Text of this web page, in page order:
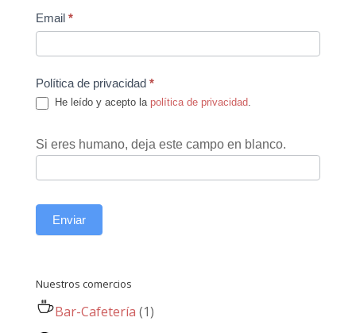
Email *
Política de privacidad *
He leído y acepto la política de privacidad
Si eres humano, deja este campo en blanco.
Enviar
Nuestros comercios
Bar-Cafetería (1)